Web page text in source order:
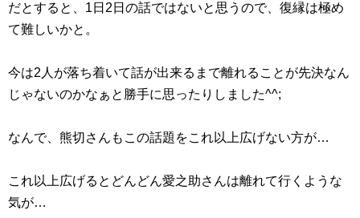
だとすると、1日2日の話ではないと思うので、復縁は極め
て難しいかと。
今は2人が落ち着いて話が出来るまで離れることが先決なん
じゃないのかなぁと勝手に思ったりしました^^;
なんで、熊切さんもこの話題をこれ以上広げない方が…
これ以上広げるとどんどん愛之助さんは離れて行くような
気が…